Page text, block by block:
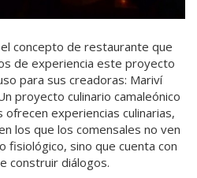
concepto de restaurante que
de experiencia este proyecto
para sus creadoras: Mariví
proyecto culinario camaleónico
experiencias culinarias,
los que los comensales no ven
fisiológico, sino que cuenta con
construir diálogos.